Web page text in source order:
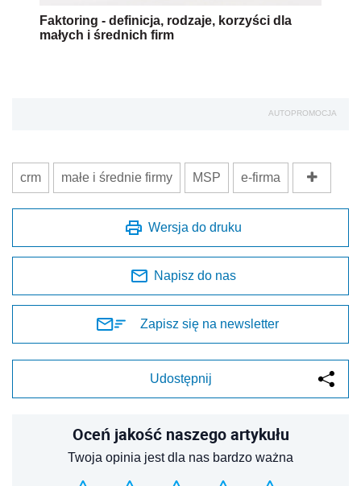
Faktoring - definicja, rodzaje, korzyści dla
małych i średnich firm
AUTOPROMOCJA
crm małe i średnie firmy MSP e-firma
Wersja do druku
Napisz do nas
Zapisz się na newsletter
Udostępnij
Oceń jakość naszego artykułu
Twoja opinia jest dla nas bardzo ważna